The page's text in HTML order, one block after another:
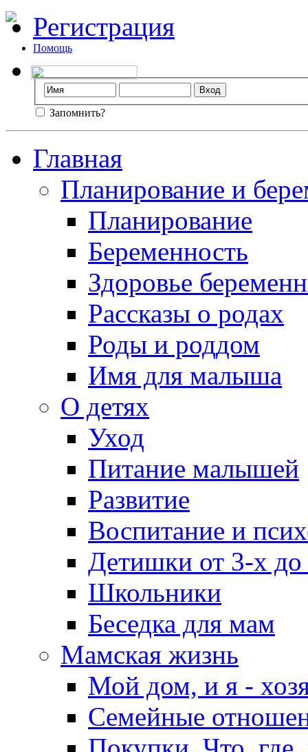
Регистрация
Помощь
Запомнить?
Главная
Планирование и
Планирование
Беременность
Здоровье
Рассказы о родах
Роды и роддом
Имя для малыша
О детях
Уход
Питание малышей
Развитие
Воспитание и
Детишки от 3-х
Школьники
Беседка для мам
Мамская жизнь
Мой дом, и я -
Семейные